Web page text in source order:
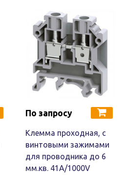
По запросу
Клемма проходная, c
винтовыми зажимами
для проводника до 6
мм.кв. 41A/1000V